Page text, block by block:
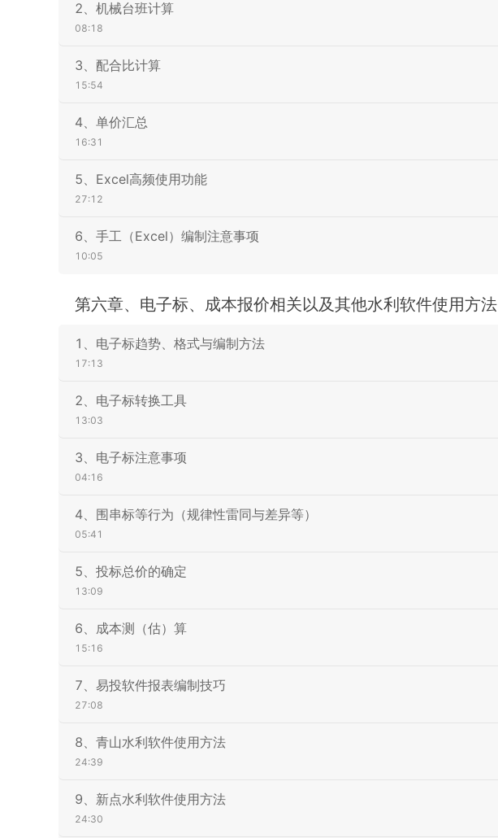
2、机械台班计算
08:18
3、配合比计算
15:54
4、单价汇总
16:31
5、Excel高频使用功能
27:12
6、手工（Excel）编制注意事项
10:05
第六章、电子标、成本报价相关以及其他水利软件使用方法
1、电子标趋势、格式与编制方法
17:13
2、电子标转换工具
13:03
3、电子标注意事项
04:16
4、围串标等行为（规律性雷同与差异等）
05:41
5、投标总价的确定
13:09
6、成本测（估）算
15:16
7、易投软件报表编制技巧
27:08
8、青山水利软件使用方法
24:39
9、新点水利软件使用方法
24:30